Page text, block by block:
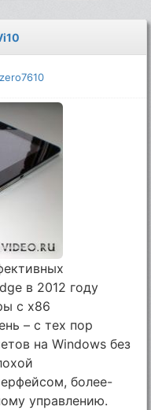
zero7610
в 2012 году
с x86
– с тех пор
на Windows без
более-
управлению.